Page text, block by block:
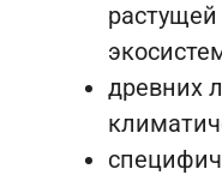
древних